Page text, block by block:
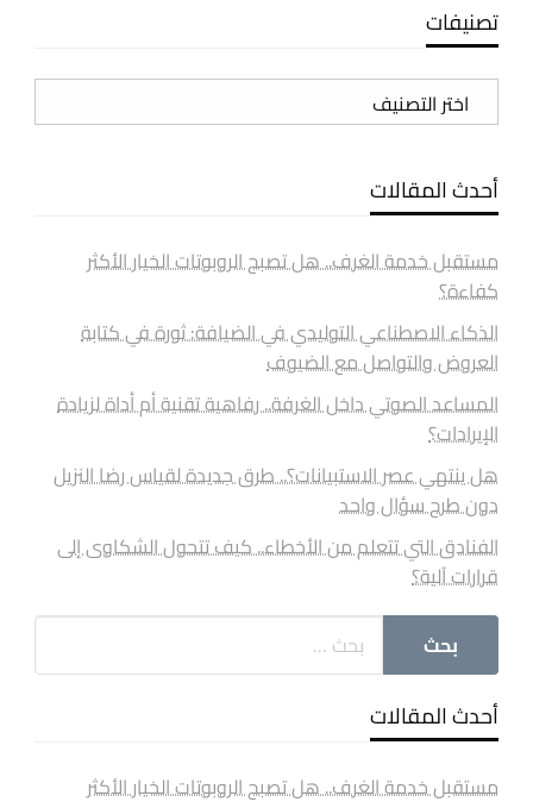
تصنيفات
تصنيفات
أحدث المقالات
مستقبل خدمة الغرف.. هل تصبح الروبوتات الخيار الأكثر
كفاءة؟
الذكاء الاصطناعي التوليدي في الضيافة: ثورة في كتابة
العروض والتواصل مع الضيوف
المساعد الصوتي داخل الغرفة.. رفاهية تقنية أم أداة لزيادة
الإيرادات؟
هل ينتهي عصر الاستبيانات؟.. طرق جديدة لقياس رضا النزيل
دون طرح سؤال واحد
الفنادق التي تتعلم من الأخطاء.. كيف تتحول الشكاوى إلى
قرارات آلية؟
أحدث المقالات
مستقبل خدمة الغرف.. هل تصبح الروبوتات الخيار الأكثر